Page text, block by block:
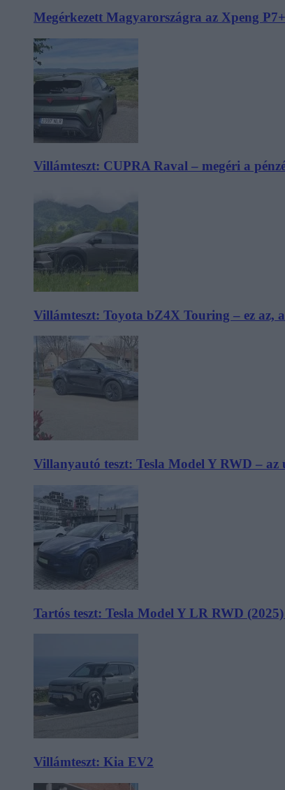
Megérkezett Magyarországra az Xpeng P7+
Villámteszt: CUPRA Raval – megéri a
Villámteszt: Toyota bZ4X Touring – ez az,
Villanyautó teszt: Tesla Model Y RWD – az
Tartós teszt: Tesla Model Y LR RWD
Villámteszt: Kia EV2